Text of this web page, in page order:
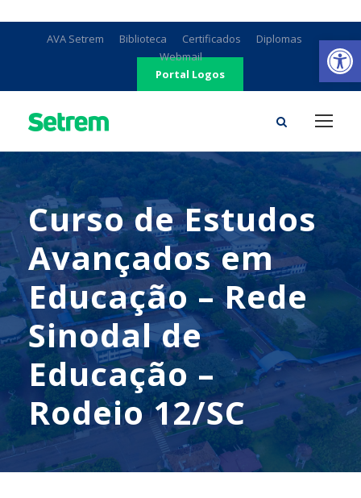
AVA Setrem Biblioteca Certificados
Diplomas
Webmail
Portal Logos
Curso de Estudos
Avançados em
Educação – Rede
Sinodal de
Educação –
Rodeio 12/SC